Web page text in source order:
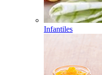
Infantiles